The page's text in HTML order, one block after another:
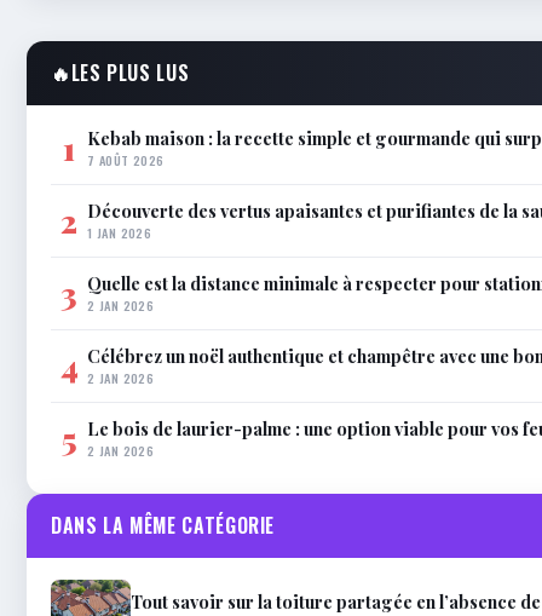
🔥LES PLUS LUS
1 Kebab maison : la recette simple et gourmande qui
7 AOÛT 2026
2 Découverte des vertus apaisantes et purifiantes de la
1 JAN 2026
3 Quelle est la distance minimale à respecter pour
2 JAN 2026
4 Célébrez un noël authentique et champêtre avec une
2 JAN 2026
5 Le bois de laurier-palme : une option viable pour vos
2 JAN 2026
DANS LA MÊME CATÉGORIE
Tout savoir sur la toiture partagée en l’absence